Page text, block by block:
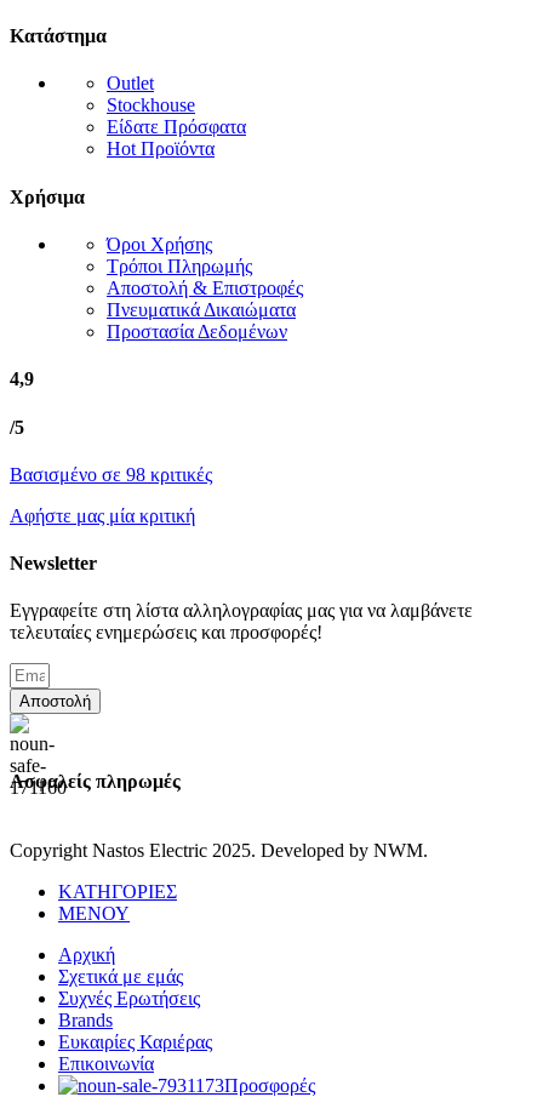
Κατάστημα
Outlet
Stockhouse
Είδατε Πρόσφατα
Hot Προϊόντα
Χρήσιμα
Όροι Χρήσης
Τρόποι Πληρωμής
Αποστολή & Επιστροφές
Πνευματικά Δικαιώματα
Προστασία Δεδομένων
4,9
/5
Βασισμένο σε 98 κριτικές
Αφήστε μας μία κριτική
Newsletter
Εγγραφείτε στη λίστα αλληλογραφίας μας για να λαμβάνετε
τελευταίες ενημερώσεις και προσφορές!
Αποστολή
Ασφαλείς πληρωμές
Copyright Nastos Electric 2025. Developed by NWM.
ΚΑΤΗΓΟΡΙΕΣ
ΜΕΝΟΥ
Αρχική
Σχετικά με εμάς
Συχνές Ερωτήσεις
Brands
Ευκαιρίες Καριέρας
Επικοινωνία
Προσφορές